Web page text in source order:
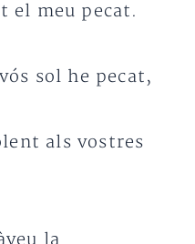
el meu pecat.
sol he pecat,
als vostres